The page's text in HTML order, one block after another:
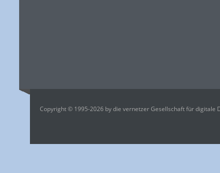
Copyright © 1995-2026 by die vernetzer Gesellschaft für digitale